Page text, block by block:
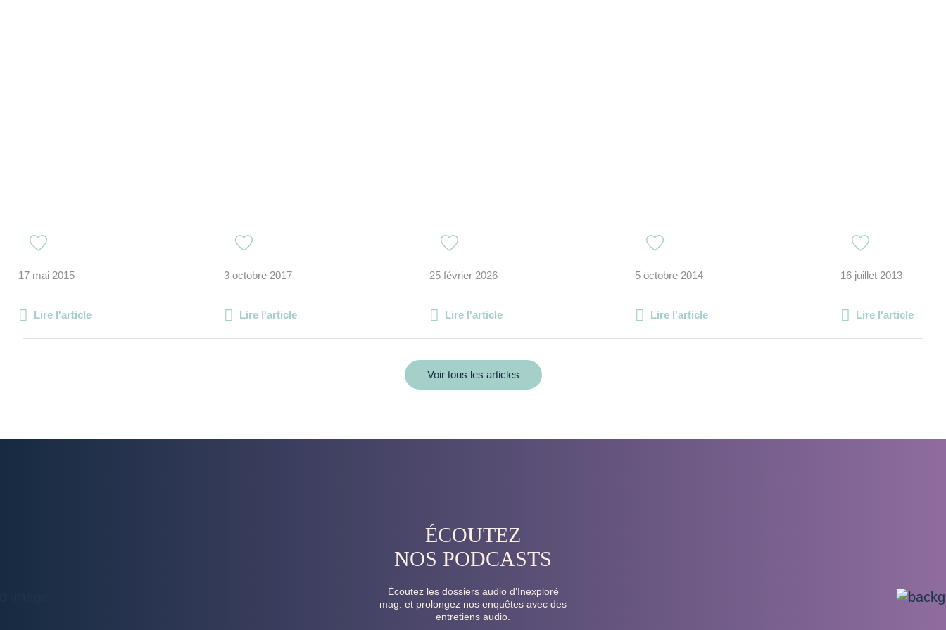
17 mai 2015
Lire l'article
3 octobre 2017
Lire l'article
25 février 2026
Lire l'article
5 octobre 2014
Lire l'article
16 juillet 2013
Lire l'article
Voir tous les articles
ÉCOUTEZ
NOS PODCASTS
Écoutez les dossiers audio d’Inexploré
mag. et prolongez nos enquêtes avec des
entretiens audio.